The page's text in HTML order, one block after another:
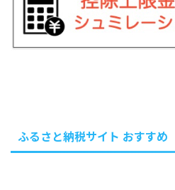
ふるさと納税サイト おすすめ